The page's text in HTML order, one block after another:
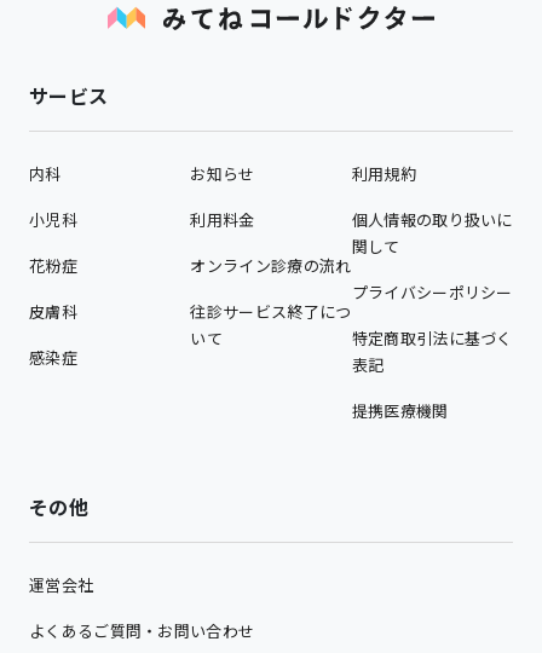
サービス
内科
小児科
花粉症
皮膚科
感染症
お知らせ
利用料金
オンライン診療の流れ
往診サービス終了につ
いて
利用規約
個人情報の取り扱いに
関して
プライバシーポリシー
特定商取引法に基づく
表記
提携医療機関
その他
運営会社
よくあるご質問・お問い合わせ